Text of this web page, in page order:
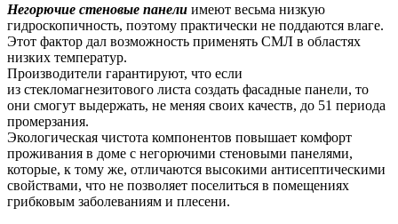
Негорючие стеновые панели имеют весьма низкую
гидроскопичность, поэтому практически не поддаются влаге.
Этот фактор дал возможность применять СМЛ в областях
низких температур.
Производители гарантируют, что если
из стекломагнезитового листа создать фасадные панели, то
они смогут выдержать, не меняя своих качеств, до 51 периода
промерзания.
Экологическая чистота компонентов повышает комфорт
проживания в доме с негорючими стеновыми панелями,
которые, к тому же, отличаются высокими антисептическими
свойствами, что не позволяет поселиться в помещениях
грибковым заболеваниям и плесени.